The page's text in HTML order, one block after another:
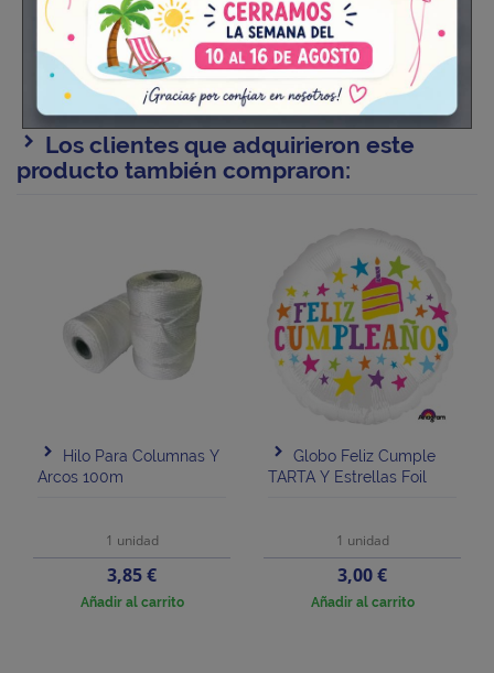
Los clientes que adquirieron este
producto también compraron:
Hilo Para Columnas Y
Arcos 100m
1 unidad
Precio
3,85 €
Añadir al carrito
Globo Feliz Cumple
TARTA Y Estrellas Foil
1 unidad
Precio
3,00 €
Añadir al carrito